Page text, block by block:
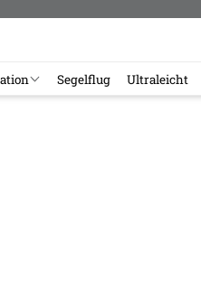
Segelflug Ultraleicht